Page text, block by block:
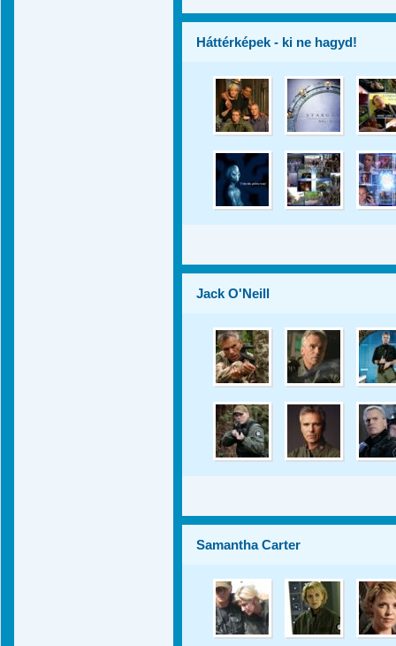
Háttérképek - ki ne hagyd!
Jack O'Neill
Samantha Carter